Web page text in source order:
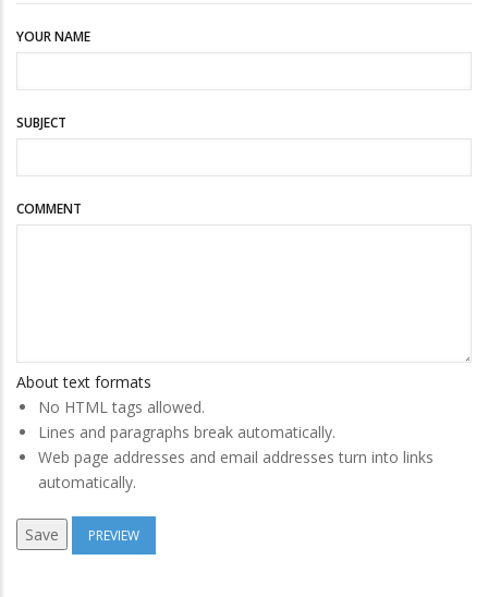
YOUR NAME
SUBJECT
COMMENT
About text formats
No HTML tags allowed.
Lines and paragraphs break automatically.
Web page addresses and email addresses turn into links
automatically.